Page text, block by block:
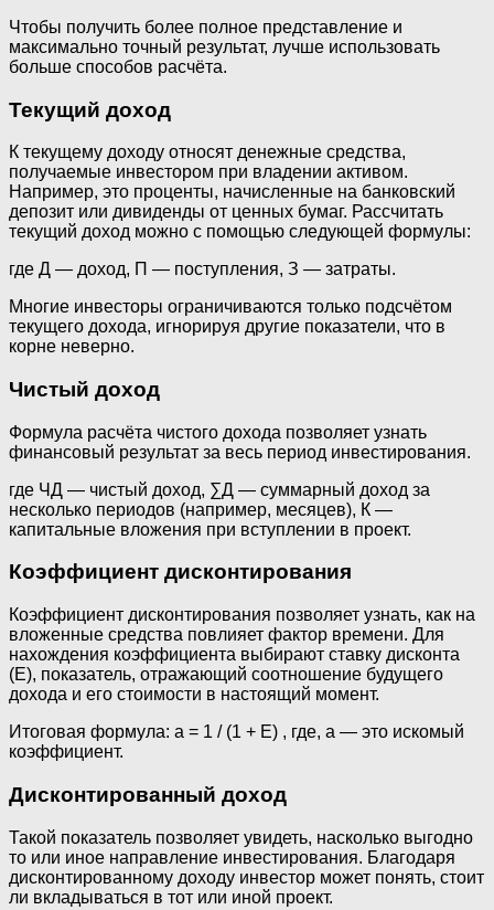
Чтобы получить более полное представление и
максимально точный результат, лучше использовать
больше способов расчёта.
Текущий доход
К текущему доходу относят денежные средства,
получаемые инвестором при владении активом.
Например, это проценты, начисленные на банковский
депозит или дивиденды от ценных бумаг. Рассчитать
текущий доход можно с помощью следующей формулы:
где Д — доход, П — поступления, З — затраты.
Многие инвесторы ограничиваются только подсчётом
текущего дохода, игнорируя другие показатели, что в
корне неверно.
Чистый доход
Формула расчёта чистого дохода позволяет узнать
финансовый результат за весь период инвестирования.
где ЧД — чистый доход, ∑Д — суммарный доход за
несколько периодов (например, месяцев), К —
капитальные вложения при вступлении в проект.
Коэффициент дисконтирования
Коэффициент дисконтирования позволяет узнать, как на
вложенные средства повлияет фактор времени. Для
нахождения коэффициента выбирают ставку дисконта
(E), показатель, отражающий соотношение будущего
дохода и его стоимости в настоящий момент.
Итоговая формула: а = 1 / (1 + Е) , где, а — это искомый
коэффициент.
Дисконтированный доход
Такой показатель позволяет увидеть, насколько выгодно
то или иное направление инвестирования. Благодаря
дисконтированному доходу инвестор может понять, стоит
ли вкладываться в тот или иной проект.